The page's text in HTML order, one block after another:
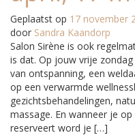
Geplaatst op 17 november
door Sandra Kaandorp
Salon Sirène is ook
is dat. Op jouw vrije
van ontspanning, een
op een verwarmde
gezichtsbehandelingen,
massage. En wanneer je
reserveert word je […]